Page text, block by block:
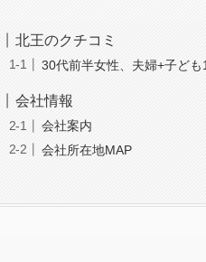
北王のクチコミ
30代前半女性、夫婦+子ども
会社情報
会社案内
会社所在地MAP